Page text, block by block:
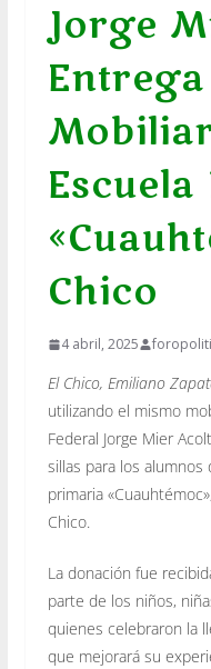
Jorge
Chico
4 abril, 2025
El Chico, Emiliano
utilizando el mismo
Federal Jorge Mier
sillas para los
primaria
Chico.
La donación fue
parte de los niños,
quienes celebraron la
que mejorará su